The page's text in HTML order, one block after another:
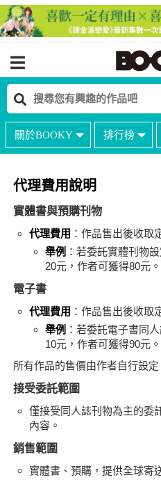
關於BOOKY 排行榜
我的訂單
如何購買
如何委託販售
客服中心
台灣同人誌中心
社團管理中心
登入BOOKY委託管理
代理費用說明
實體書與預購刊物
代理費用 ：作品售出後收取
舉例 ：若委託實體刊物
20元，作者可獲得80元。
電子書
代理費用 ：作品售出後收取
舉例 ：若委託電子書同
10元，作者可獲得90元。
所有作品的售價由作者自行設
接受委託範圍
僅接受同人誌刊物為主的委
內容。
銷售範圍
實體書、預購，提供全球寄